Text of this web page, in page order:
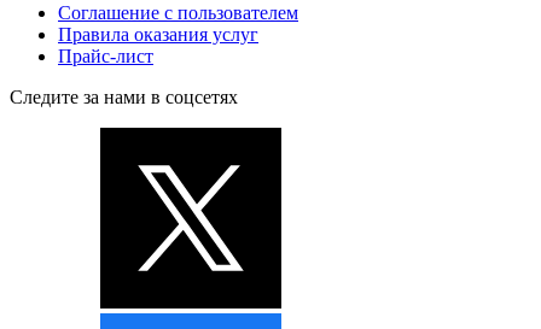
Соглашение с пользователем
Правила оказания услуг
Прайс-лист
Следите за нами в соцсетях